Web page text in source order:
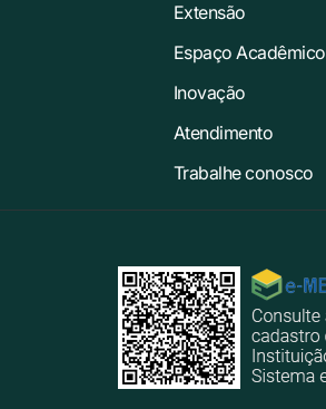
Extensão
Espaço Acadêmico
Inovação
Atendimento
Trabalhe conosco